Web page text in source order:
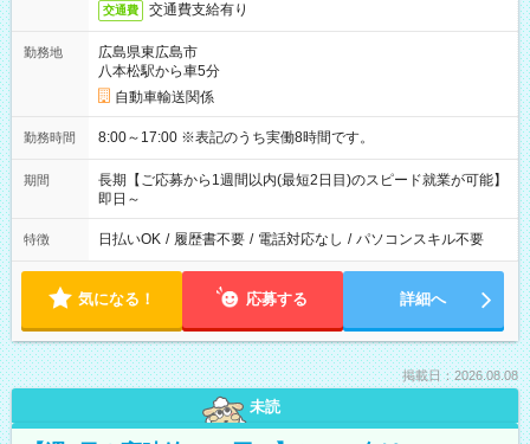
交通費 交通費支給有り
勤務地
広島県東広島市
八本松駅から車5分
自動車輸送関係
勤務時間 8:00～17:00 ※表記のうち実働8時間です。
期間
長期【ご応募から1週間以内(最短2日目)のスピード就業が可能】
即日～
特徴 日払いOK / 履歴書不要 / 電話対応なし / パソコンスキル不要
気になる！ 応募する 詳細へ
掲載日：2026.08.08
未読